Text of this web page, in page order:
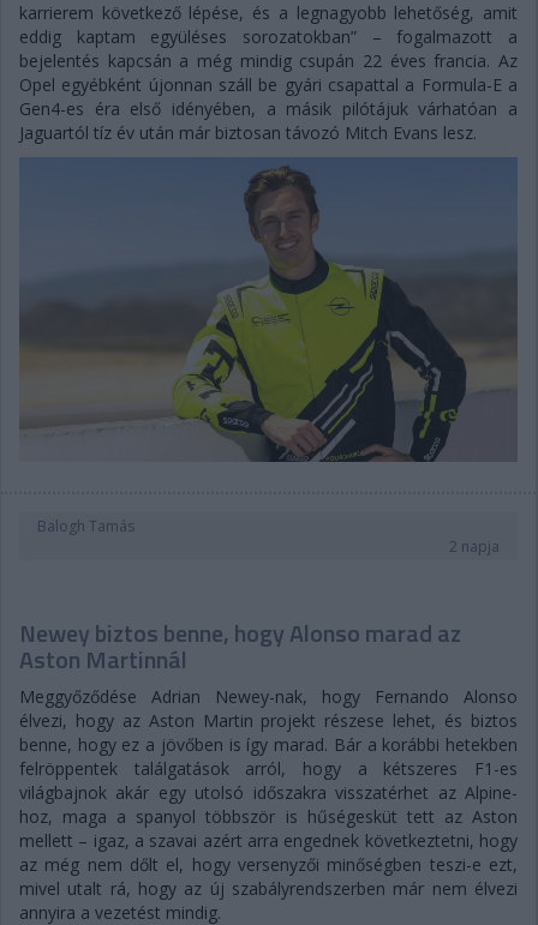
karrierem következő lépése, és a legnagyobb lehetőség, amit
eddig kaptam együléses sorozatokban” – fogalmazott a
bejelentés kapcsán a még mindig csupán 22 éves francia. Az
Opel egyébként újonnan száll be gyári csapattal a Formula-E a
Gen4-es éra első idényében, a másik pilótájuk várhatóan a
Jaguartól tíz év után már biztosan távozó Mitch Evans lesz.
Balogh Tamás
2 napja
Newey biztos benne, hogy Alonso marad az
Aston Martinnál
Meggyőződése Adrian Newey-nak, hogy Fernando Alonso
élvezi, hogy az Aston Martin projekt részese lehet, és biztos
benne, hogy ez a jövőben is így marad. Bár a korábbi hetekben
felröppentek találgatások arról, hogy a kétszeres F1-es
világbajnok akár egy utolsó időszakra visszatérhet az Alpine-
hoz, maga a spanyol többször is hűségesküt tett az Aston
mellett – igaz, a szavai azért arra engednek következtetni, hogy
az még nem dőlt el, hogy versenyzői minőségben teszi-e ezt,
mivel utalt rá, hogy az új szabályrendszerben már nem élvezi
annyira a vezetést mindig.